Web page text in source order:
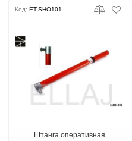
Код: ET-SHO101
Штанга оперативная